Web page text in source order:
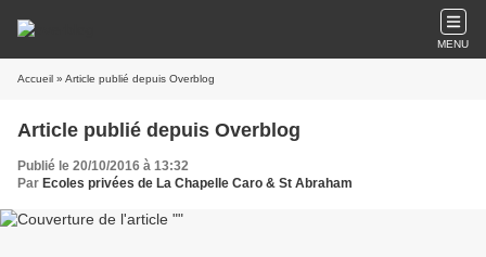
MENU
Accueil » Article publié depuis Overblog
Article publié depuis Overblog
Publié le 20/10/2016 à 13:32
Par Ecoles privées de La Chapelle Caro & St Abraham